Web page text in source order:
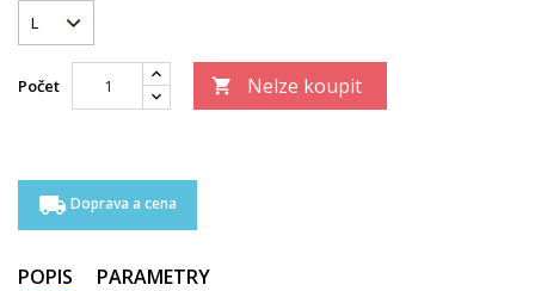
Počet  Nelze koupit
local_shipping Doprava a cena
POPIS PARAMETRY